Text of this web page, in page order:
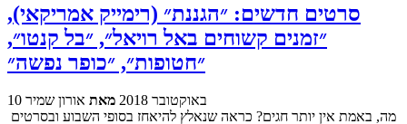
סרטים חדשים: ״הגננת״ (רימייק אמריקאי),
״זמנים קשוחים באל רויאל״, ״בל קנטו״,
״חטופות״, ״כופר נפשה״
10 באוקטובר 2018 מאת אורון שמיר